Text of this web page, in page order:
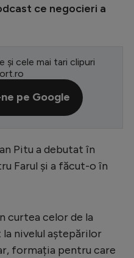
ce negocieri a
și cele mai tari clipuri
pe Google
Pitu a debutat în
Farul și a făcut-o în
curtea celor de la
la nivelul aștepărilor
formația pentru care